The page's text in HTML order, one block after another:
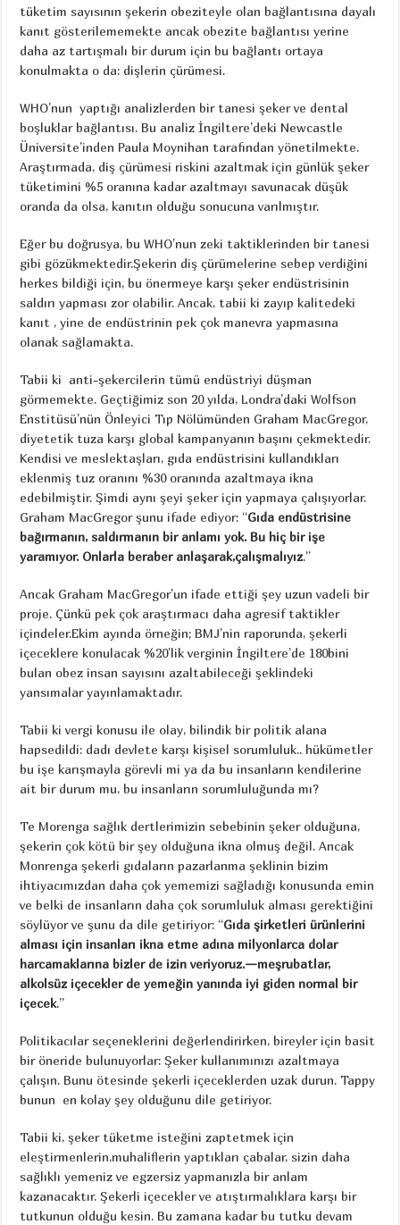
tüketim sayısının şekerin obeziteyle olan bağlantısına dayalı
kanıt gösterilememekte ancak obezite bağlantısı yerine
daha az tartışmalı bir durum için bu bağlantı ortaya
konulmakta o da: dişlerin çürümesi.
WHO’nun yaptığı analizlerden bir tanesi şeker ve dental
boşluklar bağlantısı. Bu analiz İngiltere’deki Newcastle
Üniversite’inden Paula Moynihan tarafından yönetilmekte.
Araştırmada, diş çürümesi riskini azaltmak için günlük şeker
tüketimini %5 oranına kadar azaltmayı savunacak düşük
oranda da olsa, kanıtın olduğu sonucuna varılmıştır.
Eğer bu doğrusya, bu WHO’nun zeki taktiklerinden bir tanesi
gibi gözükmektedir.Şekerin diş çürümelerine sebep verdiğini
herkes bildiği için, bu önermeye karşı şeker endüstrisinin
saldırı yapması zor olabilir. Ancak, tabii ki zayıp kalitedeki
kanıt , yine de endüstrinin pek çok manevra yapmasına
olanak sağlamakta.
Tabii ki anti-şekercilerin tümü endüstriyi düşman
görmemekte. Geçtiğimiz son 20 yılda, Londra’daki Wolfson
Enstitüsü’nün Önleyici Tıp Nölümünden Graham MacGregor,
diyetetik tuza karşı global kampanyanın başını çekmektedir.
Kendisi ve meslektaşları, gıda endüstrisini kullandıkları
eklenmiş tuz oranını %30 oranında azaltmaya ikna
edebilmiştir. Şimdi aynı şeyi şeker için yapmaya çalışıyorlar.
Graham MacGregor şunu ifade ediyor: “Gıda endüstrisine
bağırmanın, saldırmanın bir anlamı yok. Bu hiç bir işe
yaramıyor. Onlarla beraber anlaşarak,çalışmalıyız.”
Ancak Graham MacGregor’un ifade ettiği şey uzun vadeli bir
proje. Çünkü pek çok araştırmacı daha agresif taktikler
içindeler.Ekim ayında örneğin; BMJ’nin raporunda, şekerli
içeceklere konulacak %20’lik verginin İngiltere’de 180bini
bulan obez insan sayısını azaltabileceği şeklindeki
yansımalar yayınlamaktadır.
Tabii ki vergi konusu ile olay, bilindik bir politik alana
hapsedildi: dadı devlete karşı kişisel sorumluluk.. hükümetler
bu işe karışmayla görevli mi ya da bu insanların kendilerine
ait bir durum mu, bu insanların sorumluluğunda mı?
Te Morenga sağlık dertlerimizin sebebinin şeker olduğuna,
şekerin çok kötü bir şey olduğuna ikna olmuş değil. Ancak
Monrenga şekerli gıdaların pazarlanma şeklinin bizim
ihtiyacımızdan daha çok yememizi sağladığı konusunda emin
ve belki de insanların daha çok sorumluluk alması gerektiğini
söylüyor ve şunu da dile getiriyor: “Gıda şirketleri ürünlerini
alması için insanları ikna etme adına milyonlarca dolar
harcamaklarına bizler de izin veriyoruz.—meşrubatlar,
alkolsüz içecekler de yemeğin yanında iyi giden normal bir
içecek.”
Politikacılar seçeneklerini değerlendirirken, bireyler için basit
bir öneride bulunuyorlar: Şeker kullanımınızı azaltmaya
çalışın. Bunu ötesinde şekerli içeceklerden uzak durun. Tappy
bunun en kolay şey olduğunu dile getiriyor.
Tabii ki, şeker tüketme isteğini zaptetmek için
eleştirmenlerin,muhaliflerin yaptıkları çabalar, sizin daha
sağlıklı yemeniz ve egzersiz yapmanızla bir anlam
kazanacaktır. Şekerli içecekler ve atıştırmalıklara karşı bir
tutkunun olduğu kesin. Bu zamana kadar bu tutku devam